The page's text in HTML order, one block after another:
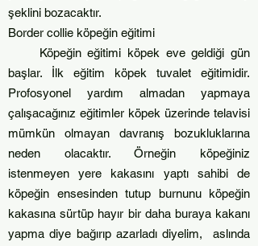
şeklini bozacaktır.
Border collie köpeğin eğitimi
Köpeğin eğitimi köpek eve geldiği gün
başlar. İlk eğitim köpek tuvalet eğitimidir.
Profosyonel yardım almadan yapmaya
çalışacağınız eğitimler köpek üzerinde telavisi
mümkün olmayan davranış bozukluklarına
neden olacaktır. Örneğin köpeğiniz
istenmeyen yere kakasını yaptı sahibi de
köpeğin ensesinden tutup burnunu köpeğin
kakasına sürtüp hayır bir daha buraya kakanı
yapma diye bağırıp azarladı diyelim, aslında